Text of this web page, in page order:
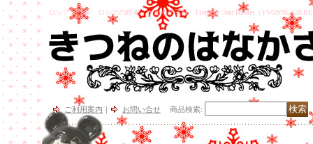
ロシア 絵本 ロシアの絵本 かえるの王様 Гилберт Энн Ивонн（YVONNE
ご利用案内 ｜ お問い合せ 商品検索: